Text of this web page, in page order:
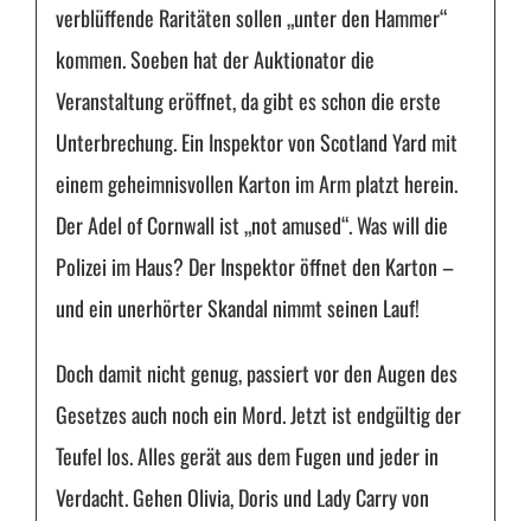
verblüffende Raritäten sollen „unter den Hammer“
kommen. Soeben hat der Auktionator die
Veranstaltung eröffnet, da gibt es schon die erste
Unterbrechung. Ein Inspektor von Scotland Yard mit
einem geheimnisvollen Karton im Arm platzt herein.
Der Adel of Cornwall ist „not amused“. Was will die
Polizei im Haus? Der Inspektor öffnet den Karton –
und ein unerhörter Skandal nimmt seinen Lauf!
Doch damit nicht genug, passiert vor den Augen des
Gesetzes auch noch ein Mord. Jetzt ist endgültig der
Teufel los. Alles gerät aus dem Fugen und jeder in
Verdacht. Gehen Olivia, Doris und Lady Carry von